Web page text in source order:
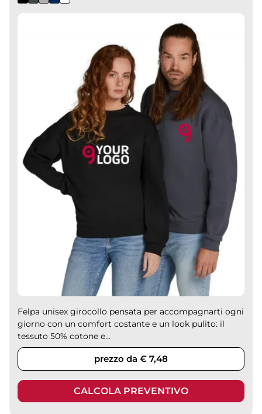
Felpa unisex girocollo pensata per accompagnarti ogni
giorno con un comfort costante e un look pulito: il
tessuto 50% cotone e...
prezzo da € 7,48
CALCOLA PREVENTIVO